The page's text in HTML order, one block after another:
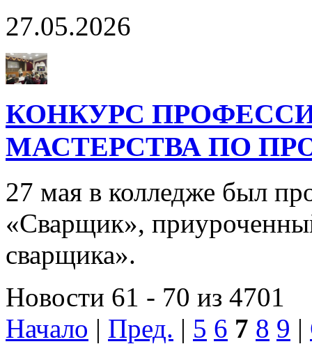
27.05.2026
КОНКУРС
МАСТЕРСТВА ПО
27 мая в колледже был
«Сварщик»,
сварщика».
Новости 61 - 70 из 4701
Начало | Пред. | 5 6 7 8 9 |